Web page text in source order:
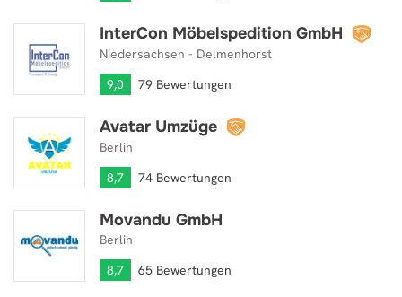
InterCon Möbelspedition GmbH
Niedersachsen - Delmenhorst
9,0
79 Bewertungen
InterCon Möbelspedition GmbH
Avatar Umzüge
Berlin
8,7
74 Bewertungen
Avatar Umzüge
Movandu GmbH
Berlin
8,7
65 Bewertungen
Movandu GmbH